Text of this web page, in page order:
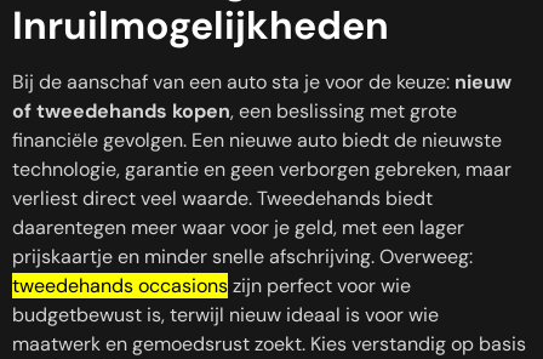
Inruilmogelijkheden
Bij de aanschaf van een auto sta je voor de keuze: nieuw
of tweedehands kopen, een beslissing met grote
financiële gevolgen. Een nieuwe auto biedt de nieuwste
technologie, garantie en geen verborgen gebreken, maar
verliest direct veel waarde. Tweedehands biedt
daarentegen meer waar voor je geld, met een lager
prijskaartje en minder snelle afschrijving. Overweeg:
tweedehands occasionszijn perfect voor wie
budgetbewust is, terwijl nieuw ideaal is voor wie
maatwerk en gemoedsrust zoekt. Kies verstandig op basis